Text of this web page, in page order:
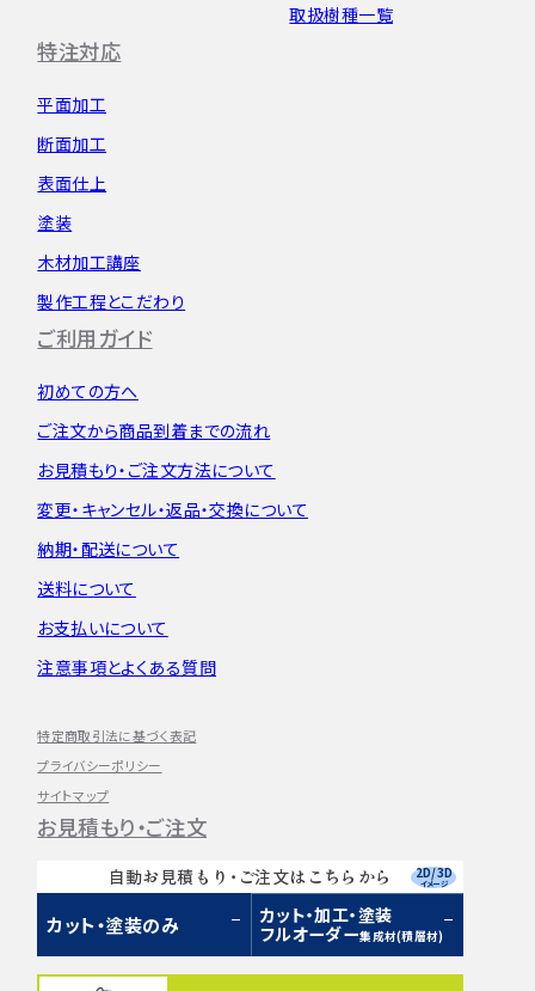
取扱樹種一覧
特注対応
平面加工
断面加工
表面仕上
塗装
木材加工講座
製作工程とこだわり
ご利用ガイド
初めての方へ
ご注文から商品到着までの流れ
お見積もり・ ご注文方法について
変更・キャンセル・返品・交換について
納期・配送について
送料について
お支払いについて
注意事項とよくある質問
特定商取引法に基づく表記
プライバシーポリシー
サイトマップ
お見積もり・ご注文
自動お見積もり・ご注文はこちらから
カット・塗装のみ
カット・加工・塗装
フルオーダー集成材(積層材)
2D/3D
イメージ